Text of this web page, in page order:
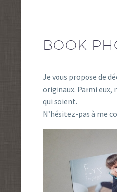
BOOK
Je vous propose de
originaux. Parmi eux,
qui soient.
N’hésitez-pas à me